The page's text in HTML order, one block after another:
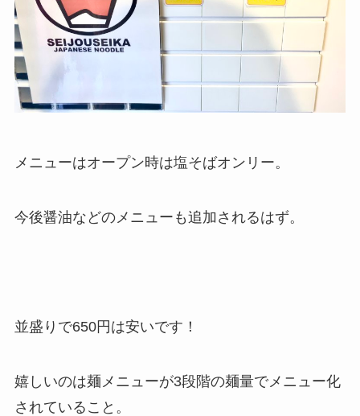
メニューはオープン時は塩そばオンリー。
今後醤油などのメニューも追加されるはず。
並盛りで650円は安いです！
嬉しいのは麺メニューが3段階の麺量でメニュー化
されていること。